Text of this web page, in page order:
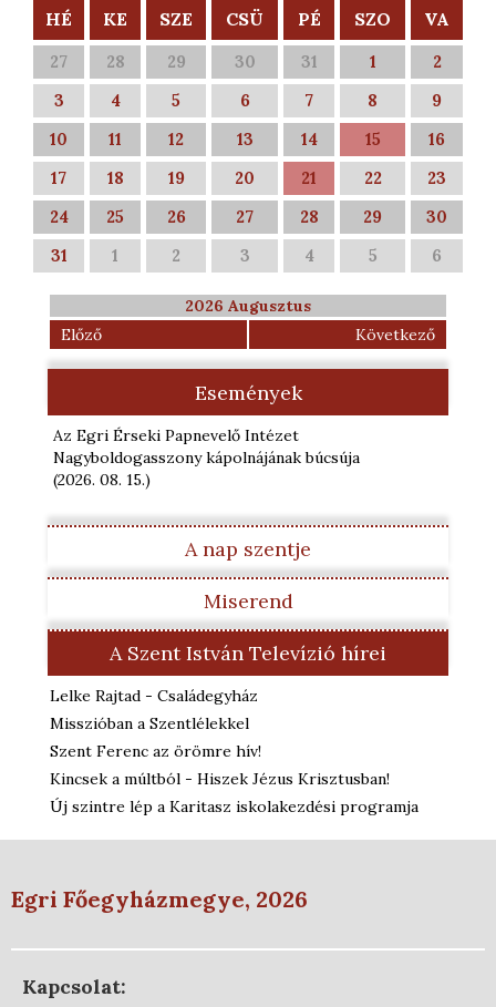
HÉ KE SZE CSÜ PÉ SZO VA
27 28 29 30 31 1
2
3
4 5 6 7 8
9
10
11 12 13 14 15
16
17
18 19 20 21 22
23
24
25 26 27 28 29
30
31
1 2 3 4 5 6
2026 Augusztus
Előző
Következő
Események
Az Egri Érseki Papnevelő Intézet
Nagyboldogasszony kápolnájának búcsúja
(2026. 08. 15.)
A nap szentje
Miserend
A Szent István Televízió hírei
Lelke Rajtad - Családegyház
Misszióban a Szentlélekkel
Szent Ferenc az örömre hív!
Kincsek a múltból - Hiszek Jézus Krisztusban!
Új szintre lép a Karitasz iskolakezdési programja
Egri Főegyházmegye, 2026
Kapcsolat: